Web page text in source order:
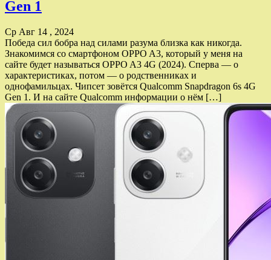
Gen 1
Ср Авг 14 , 2024
Победа сил бобра над силами разума близка как никогда.
Знакомимся со смартфоном OPPO A3, который у меня на
сайте будет называться OPPO A3 4G (2024). Сперва — о
характеристиках, потом — о родственниках и
однофамильцах. Чипсет зовётся Qualcomm Snapdragon 6s 4G
Gen 1. И на сайте Qualcomm информации о нём […]